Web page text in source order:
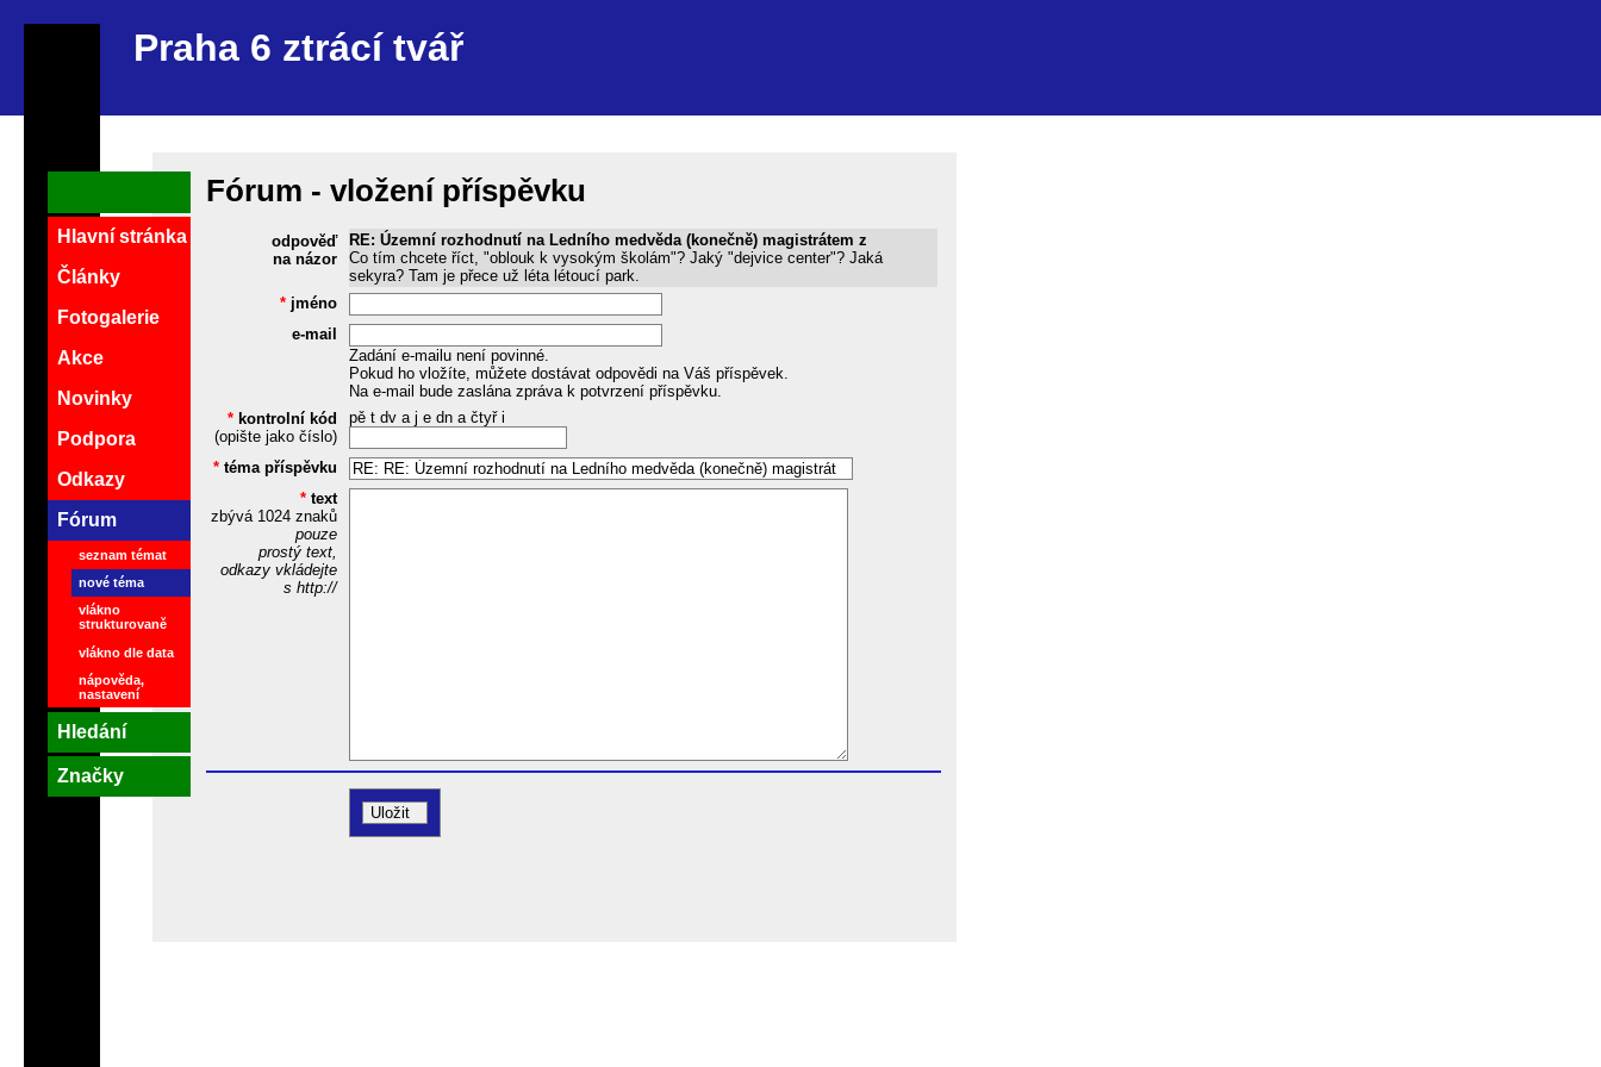
Praha 6 ztrácí tvář
Fórum - vložení příspěvku
odpověď
na názor
RE: Územní rozhodnutí na Ledního medvěda (konečně) magistrátem z
Co tím chcete říct, "oblouk k vysokým školám"? Jaký "dejvice center"? Jaká
sekyra? Tam je přece už léta létoucí park.
* jméno
e-mail
Zadání e-mailu není povinné.
Pokud ho vložíte, můžete dostávat odpovědi na Váš příspěvek.
Na e-mail bude zaslána zpráva k potvrzení příspěvku.
* kontrolní kód
(opište jako číslo)
pě t dv a j e dn a čtyř i
* téma příspěvku
* text
zbývá 1024znaků
pouze
prostý text,
odkazy vkládejte
s http://
Hlavní stránka
Články
Fotogalerie
Akce
Novinky
Podpora
Odkazy
Fórum
seznam témat
nové téma
vlákno
strukturovaně
vlákno dle data
nápověda,
nastavení
Hledání
Značky